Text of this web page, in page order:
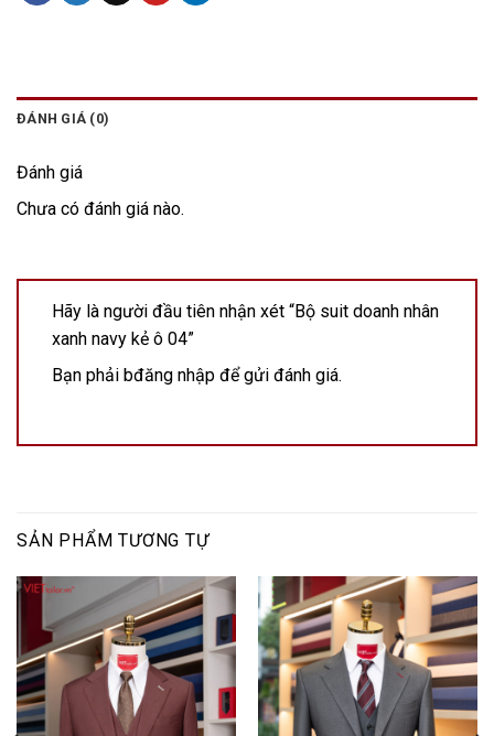
ĐÁNH GIÁ (0)
Đánh giá
Chưa có đánh giá nào.
Hãy là người đầu tiên nhận xét “Bộ suit doanh nhân
xanh navy kẻ ô 04”
Bạn phải bđăng nhập để gửi đánh giá.
SẢN PHẨM TƯƠNG TỰ